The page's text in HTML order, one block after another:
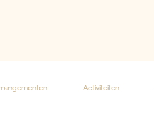
Activiteiten